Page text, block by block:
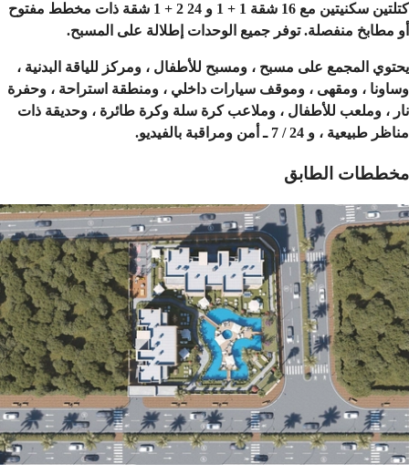
كتلتين سكنيتين مع 16 شقة 1 + 1 و 24 2 + 1 شقة ذات مخطط مفتوح
أو مطابخ منفصلة. توفر جميع الوحدات إطلالة على المسبح.
يحتوي المجمع على مسبح ، ومسبح للأطفال ، ومركز للياقة البدنية ،
وساونا ، ومقهى ، وموقف سيارات داخلي ، ومنطقة استراحة ، وحفرة
نار ، وملعب للأطفال ، وملاعب كرة سلة وكرة طائرة ، وحديقة ذات
مناظر طبيعية ، و 24 / 7 ـ أمن ومراقبة بالفيديو.
مخططات الطابق